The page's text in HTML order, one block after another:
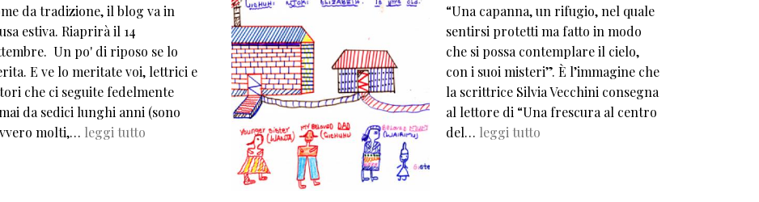
da tradizione, il blog va in
estiva. Riaprirà il 14
Un po' di riposo se lo
E ve lo meritate voi, lettrici e
che ci seguite fedelmente
da sedici lunghi anni (sono
molti,… leggi tutto
“Una capanna, un rifugio, nel quale
sentirsi protetti ma fatto in modo
che si possa contemplare il cielo,
con i suoi misteri”. È l’immagine che
la scrittrice Silvia Vecchini consegna
al lettore di “Una frescura al centro
del… leggi tutto